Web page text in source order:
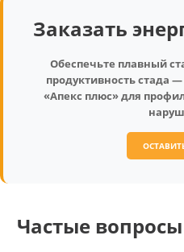
Заказать
Обеспечьте плавный
продуктивность стада
«Апекс плюс» для
Частые